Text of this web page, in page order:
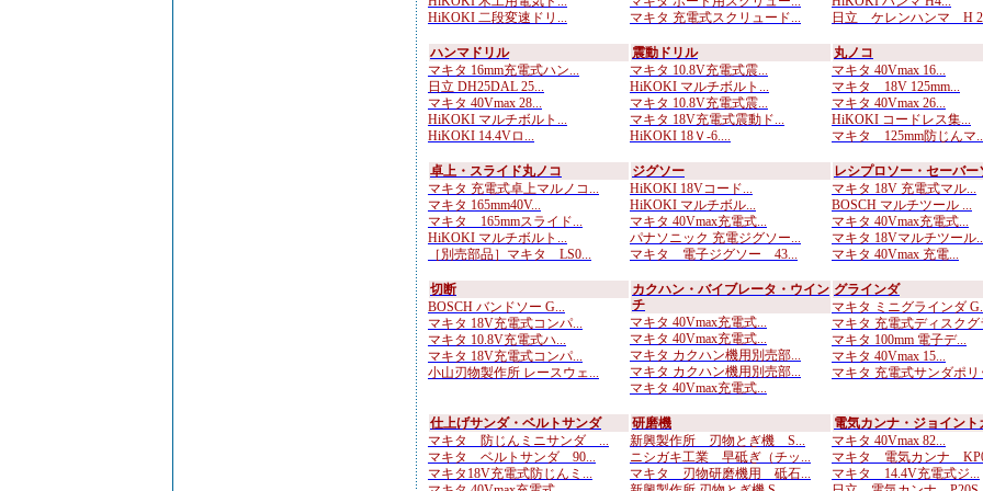
HiKOKI 二段変速ドリ...
マキタ 充電式スクリュード...
日立 ケレンハンマ H
ハンマドリル
マキタ 16mm充電式ハン...
日立 DH25DAL 25...
マキタ 40Vmax 28...
HiKOKI マルチボルト...
HiKOKI 14.4Vロ...
震動ドリル
マキタ 10.8V充電式震...
HiKOKI マルチボルト...
マキタ 10.8V充電式震...
マキタ 18V充電式震動ド...
HiKOKI 18Ｖ-6....
丸ノコ
マキタ 40Vmax 16...
マキタ 18V 125mm...
マキタ 40Vmax 26...
HiKOKI コードレス集...
マキタ 125mm防じんマ
卓上・スライド丸ノコ
マキタ 充電式卓上マルノコ...
マキタ 165mm40V...
マキタ 165mmスライド...
HiKOKI マルチボルト...
［別売部品］マキタ LS0...
ジグソー
HiKOKI 18Vコード...
HiKOKI マルチボル...
マキタ 40Vmax充電式...
パナソニック 充電ジグソー...
マキタ 電子ジグソー 43...
レシプロソー・セーバー
マキタ 18V 充電式マル...
BOSCH マルチツール ...
マキタ 40Vmax充電式...
マキタ 18Vマルチツール
マキタ 40Vmax 充電...
切断
BOSCH バンドソー G...
マキタ 18V充電式コンパ...
マキタ 10.8V充電式ハ...
マキタ 18V充電式コンパ...
小山刃物製作所 レースウェ...
カクハン・バイブレータ・ウイン
チ
マキタ 40Vmax充電式...
マキタ 40Vmax充電式...
マキタ カクハン機用別売部...
マキタ カクハン機用別売部...
マキタ 40Vmax充電式...
グラインダ
マキタ ミニグラインダ
マキタ 充電式ディスクグ
マキタ 100mm 電子デ...
マキタ 40Vmax 15...
マキタ 充電式サンダポリ
仕上げサンダ・ベルトサンダ
マキタ 防じんミニサンダ ...
マキタ ベルトサンダ 90...
マキタ18V充電式防じんミ...
研磨機
新興製作所 刃物とぎ機 S...
ニシガキ工業 早砥ぎ（チッ...
マキタ 刃物研磨機用 砥石...
電気カンナ・ジョイント
マキタ 40Vmax 82...
マキタ 電気カンナ
マキタ 14.4V充電式ジ...